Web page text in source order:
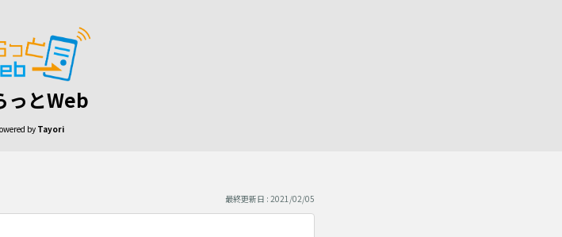
っとWeb
by Tayori
最終更新日 : 2021/02/05